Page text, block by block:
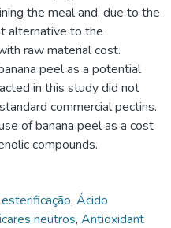
the meal and, due to the
alternative to the
raw material cost.
peel as a potential
in this study did not
commercial pectins.
of banana peel as a cost
compounds.
, Ácido
neutros, Antioxidant